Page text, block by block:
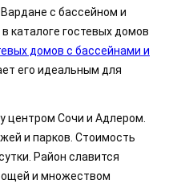
с бассейном и
каталоге гостевых домов
домов с бассейнами и
его идеальным для
центром Сочи и Адлером.
и парков. Стоимость
Район славится
и множеством